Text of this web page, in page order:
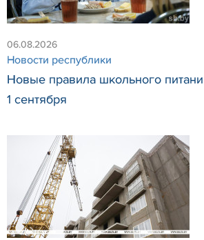
06.08.2026
Новости республики
Новые правила школьного
1 сентября